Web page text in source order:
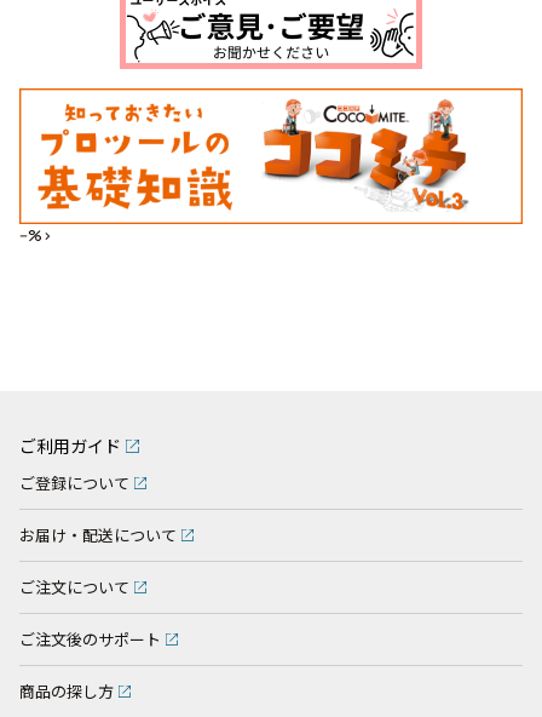
--%>
ご利用ガイド
ご登録について
お届け・配送について
ご注文について
ご注文後のサポート
商品の探し方